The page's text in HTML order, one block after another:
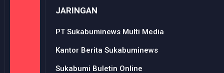
JARINGAN
PT Sukabuminews Multi Media
Kantor Berita Sukabuminews
Sukabumi Buletin Online